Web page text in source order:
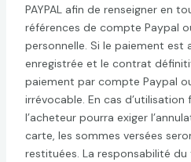
PAYPAL afin de renseigner en
références de compte Paypal
personnelle. Si le paiement
enregistrée et le contrat
paiement par compte Paypal
irrévocable. En cas
l’acheteur pourra exiger
carte, les sommes versées
restituées. La responsabilité du